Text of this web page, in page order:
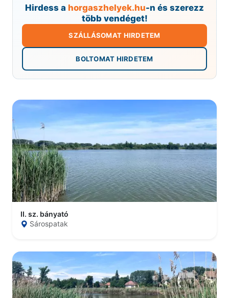
Hirdess a horgaszhelyek.hu-n és szerezz
több vendéget!
SZÁLLÁSOMAT HIRDETEM
BOLTOMAT HIRDETEM
II. sz. bányató
Sárospatak